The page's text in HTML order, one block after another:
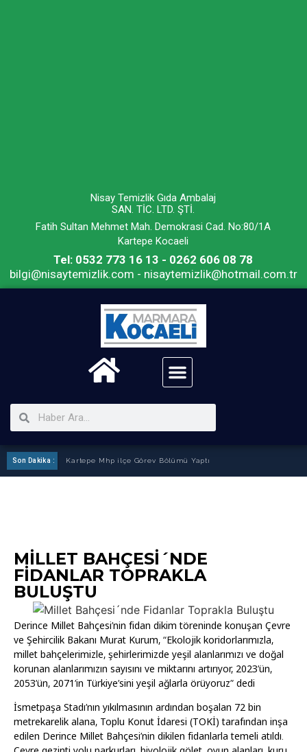
Nisay Temizlik Gıda Ambalaj
SAN. TİC. LTD. ŞTİ.
Fatih Sultan Mehmet Mah. Demokrasi Cad. No:80/1A
Kartepe Kocaeli
Tel: 0532 773 16 13 - 0262 606 08 78
bilgi@nisaytemizlik.com - nisaytemizlik@hotmail.com.tr
Kartepe Mhp ilçe Görev Bölümü Yaptı
Son Dakika :
MILLET BAHÇESI´NDE
FIDANLAR TOPRAKLA
BULUŞTU
Derince Millet Bahçesi’nin fidan dikim töreninde konuşan Çevre
ve Şehircilik Bakanı Murat Kurum, “Ekolojik koridorlarımızla,
millet bahçelerimizle, şehirlerimizde yeşil alanlarımızı ve doğal
korunan alanlarımızın sayısını ve miktarını artırıyor, 2023’ün,
2053’ün, 2071’in Türkiye’sini yeşil ağlarla örüyoruz” dedi
İsmetpaşa Stadı’nın yıkılmasının ardından boşalan 72 bin
metrekarelik alana, Toplu Konut İdaresi (TOKİ) tarafından inşa
edilen Derince Millet Bahçesi’nin dikilen fidanlarla temeli atıldı.